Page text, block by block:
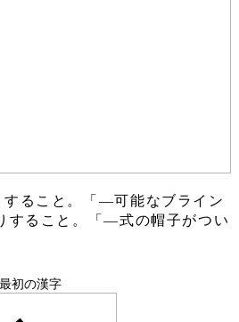
ること。「―可能なブライン
すること。「―式の帽子がつい
初の漢字